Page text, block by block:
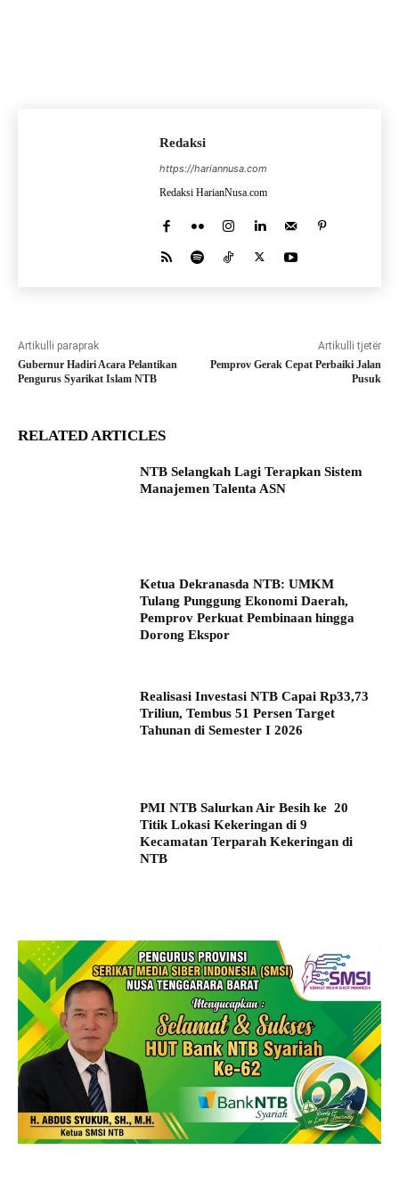
Redaksi
https://hariannusa.com
Redaksi HarianNusa.com
Artikulli paraprak
Gubernur Hadiri Acara Pelantikan
Pengurus Syarikat Islam NTB
Artikulli tjetër
Pemprov Gerak Cepat Perbaiki Jalan
Pusuk
RELATED ARTICLES
NTB Selangkah Lagi Terapkan Sistem
Manajemen Talenta ASN
Ketua Dekranasda NTB: UMKM
Tulang Punggung Ekonomi Daerah,
Pemprov Perkuat Pembinaan hingga
Dorong Ekspor
Realisasi Investasi NTB Capai Rp33,73
Triliun, Tembus 51 Persen Target
Tahunan di Semester I 2026
PMI NTB Salurkan Air Besih ke 20
Titik Lokasi Kekeringan di 9
Kecamatan Terparah Kekeringan di
NTB